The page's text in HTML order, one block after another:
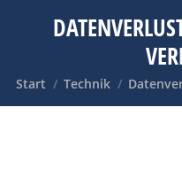
Sie befinden sich hier:
Start Technik